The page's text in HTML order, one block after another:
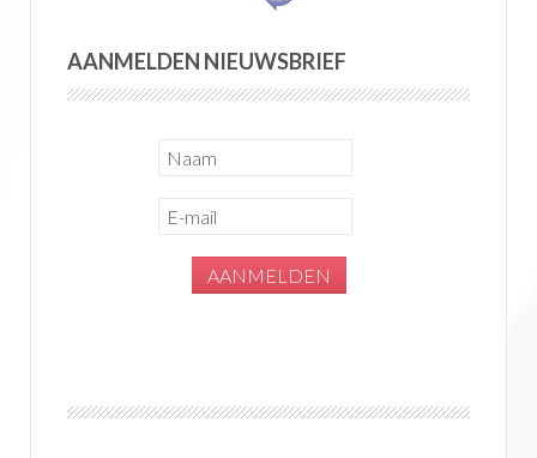
AANMELDEN NIEUWSBRIEF